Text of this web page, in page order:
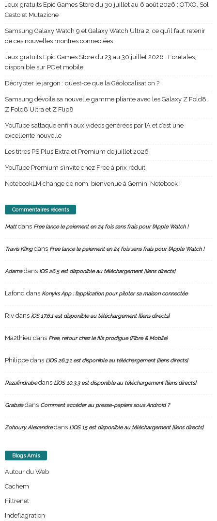
Jeux gratuits Epic Games Store du 30 juillet au 6 août 2026 : OTXO, Sol
Cesto et Mutazione
Samsung Galaxy Watch 9 et Galaxy Watch Ultra 2, ce qu’il faut retenir
de ces nouvelles montres connectées
Jeux gratuits Epic Games Store du 23 au 30 juillet 2026 : Foretales,
disponible sur PC et mobile
Décrypter le jargon : qu’est-ce que la Géolocalisation ?
Samsung dévoile sa nouvelle gamme pliante avec les Galaxy Z Fold8,
Z Fold8 Ultra et Z Flip8
YouTube s’attaque enfin aux vidéos générées par IA et c’est une
excellente nouvelle
Les titres PS Plus Extra et Premium de juillet 2026
YouTube Premium s’invite chez Free à prix réduit
NotebookLM change de nom, bienvenue à Gemini Notebook !
Commentaires récents
Mattdans Free lance le paiement en 24 fois sans frais pour l’Apple Watch !
Travis Klingdans Free lance le paiement en 24 fois sans frais pour l’Apple Watch !
Adamadans iOS 26.5 est disponible au téléchargement [liens directs]
Lafond dans Konyks App : l’application pour piloter sa maison connectée
Riv dans iOS 17.6.1 est disponible au téléchargement [liens directs]
Ma2thieu dans Free, retour chez le fils prodigue (Fibre & Mobile)
Philippe dans L’iOS 26.3.1 est disponible au téléchargement [liens directs]
Razafindrabedans L’iOS 10.3.3 est disponible au téléchargement [liens directs]
Grabsiadans Comment accéder au presse-papiers sous Android ?
Zohoury Alexandredans L’iOS 15 est disponible au téléchargement [liens directs]
Blogs Amis
Autour du Web
Cachem
Filtrenet
Indeflagration